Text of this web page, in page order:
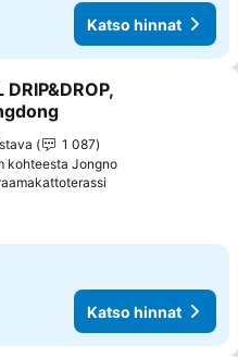
Katso hinnat
suosikkeihin
DRIP&DROP,
1 087
kohteesta Jongno
Katso hinnat